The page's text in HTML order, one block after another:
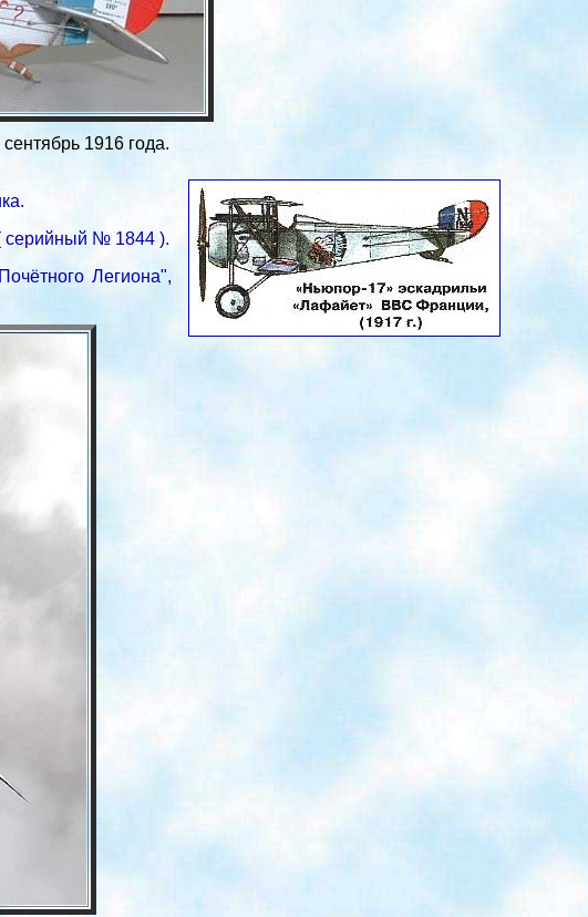
1916 года.
серийный № 1844 ).
Легиона",